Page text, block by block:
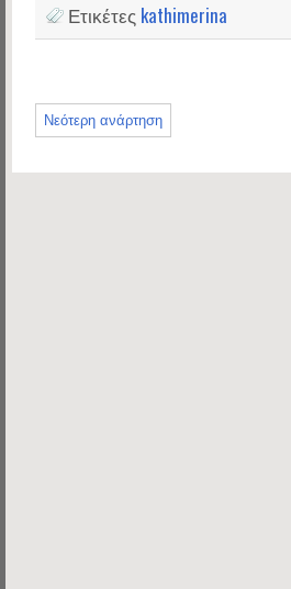
Ετικέτες kathimerina
Νεότερη ανάρτηση